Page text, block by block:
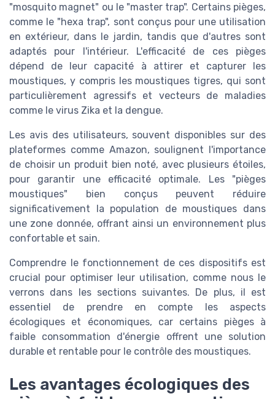
"mosquito magnet" ou le "master trap". Certains pièges,
comme le "hexa trap", sont conçus pour une utilisation
en extérieur, dans le jardin, tandis que d'autres sont
adaptés pour l'intérieur. L'efficacité de ces pièges
dépend de leur capacité à attirer et capturer les
moustiques, y compris les moustiques tigres, qui sont
particulièrement agressifs et vecteurs de maladies
comme le virus Zika et la dengue.
Les avis des utilisateurs, souvent disponibles sur des
plateformes comme Amazon, soulignent l'importance
de choisir un produit bien noté, avec plusieurs étoiles,
pour garantir une efficacité optimale. Les "pièges
moustiques" bien conçus peuvent réduire
significativement la population de moustiques dans
une zone donnée, offrant ainsi un environnement plus
confortable et sain.
Comprendre le fonctionnement de ces dispositifs est
crucial pour optimiser leur utilisation, comme nous le
verrons dans les sections suivantes. De plus, il est
essentiel de prendre en compte les aspects
écologiques et économiques, car certains pièges à
faible consommation d'énergie offrent une solution
durable et rentable pour le contrôle des moustiques.
Les avantages écologiques des